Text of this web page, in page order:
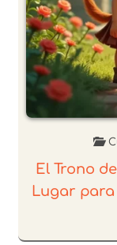
El Trono
Lugar para